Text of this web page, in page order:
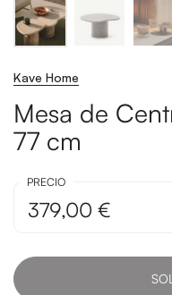
Kave Home
Mesa de
77 cm
PRECIO
379,00 €